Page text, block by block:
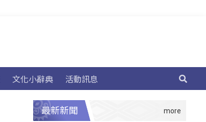
文化小辭典 活動訊息
最新新聞